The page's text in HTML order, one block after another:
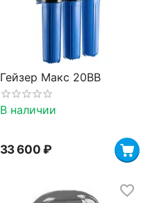
Гейзер Макс 20BB
В наличии
33 600 ₽